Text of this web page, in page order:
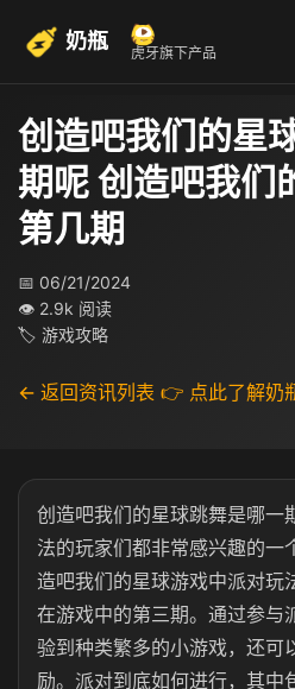
奶瓶 虎牙旗下产品
创造吧我们的星
期呢 创造吧我们
第几期
📅 06/21/2024
👁 2.9k 阅读
🏷 游戏攻略
← 返回资讯列表 👉 点此了解奶
创造吧我们的星球跳舞是哪一
法的玩家们都非常感兴趣的一
造吧我们的星球游戏中派对玩
在游戏中的第三期。通过参与
验到种类繁多的小游戏，还可
励。派对到底如何进行，其中